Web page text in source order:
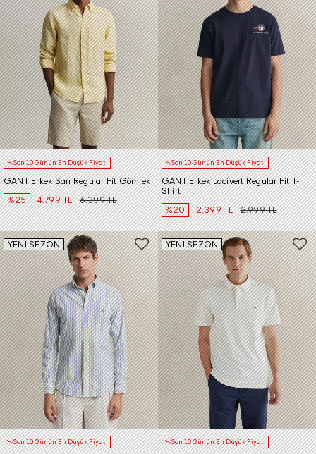
Son 10 Günün En Düşük Fiyatı
GANT Erkek Sarı Regular Fit Gömlek
%25
4.799 TL 6.399 TL
Son 10 Günün En Düşük Fiyatı
GANT Erkek Lacivert Regular Fit T-
Shirt
%20
2.399 TL 2.999 TL
YENİ SEZON
Son 10 Günün En Düşük Fiyatı
YENİ SEZON
Son 10 Günün En Düşük Fiyatı